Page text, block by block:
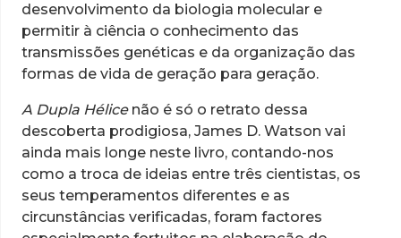
desenvolvimento da biologia molecular e
permitir à ciência o conhecimento das
transmissões genéticas e da organização das
formas de vida de geração para geração.
A Dupla Hélicenão é só o retrato dessa
descoberta prodigiosa, James D. Watson vai
ainda mais longe neste livro, contando-nos
como a troca de ideias entre três cientistas, os
seus temperamentos diferentes e as
circunstâncias verificadas, foram factores